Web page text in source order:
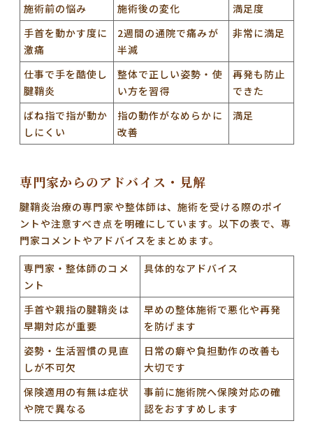
施術前の悩み
施術後の変化
満足度
手首を動かす度に
激痛
2週間の通院で痛みが
半減
非常に満足
仕事で手を酷使し
腱鞘炎
整体で正しい姿勢・使
い方を習得
再発も防止
できた
ばね指で指が動か
しにくい
指の動作がなめらかに
改善
満足
専門家からのアドバイス・見解
腱鞘炎治療の専門家や整体師は、施術を受ける際のポイ
ントや注意すべき点を明確にしています。以下の表で、専
門家コメントやアドバイスをまとめます。
専門家・整体師のコメ
ント
具体的なアドバイス
手首や親指の腱鞘炎は
早期対応が重要
早めの整体施術で悪化や再発
を防げます
姿勢・生活習慣の見直
しが不可欠
日常の癖や負担動作の改善も
大切です
保険適用の有無は症状
や院で異なる
事前に施術院へ保険対応の確
認をおすすめします